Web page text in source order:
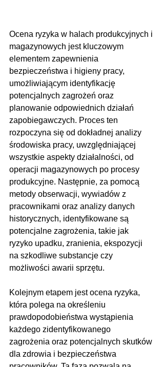
Ocena ryzyka w halach produkcyjnych i
magazynowych jest kluczowym
elementem zapewnienia
bezpieczeństwa i higieny pracy,
umożliwiającym identyfikację
potencjalnych zagrożeń oraz
planowanie odpowiednich działań
zapobiegawczych. Proces ten
rozpoczyna się od dokładnej analizy
środowiska pracy, uwzględniającej
wszystkie aspekty działalności, od
operacji magazynowych po procesy
produkcyjne. Następnie, za pomocą
metody obserwacji, wywiadów z
pracownikami oraz analizy danych
historycznych, identyfikowane są
potencjalne zagrożenia, takie jak
ryzyko upadku, zranienia, ekspozycji
na szkodliwe substancje czy
możliwości awarii sprzętu.
Kolejnym etapem jest ocena ryzyka,
która polega na określeniu
prawdopodobieństwa wystąpienia
każdego zidentyfikowanego
zagrożenia oraz potencjalnych skutków
dla zdrowia i bezpieczeństwa